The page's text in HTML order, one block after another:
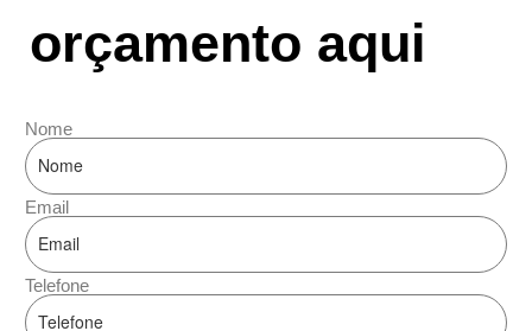
orçamento aqui
Nome
Email
Telefone